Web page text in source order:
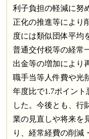
利子負担の軽減に努
正化の推進等により
度には類似団体平均
普通交付税等の経常
出金等の増加により
職手当等人件費や光
年度比で1.7ポイン
した。今後とも、行
業の見直しや将来を
り、経常経費の削減